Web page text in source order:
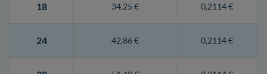
18 34,25 € 0,2114 €
24 42,86 € 0,2114 €